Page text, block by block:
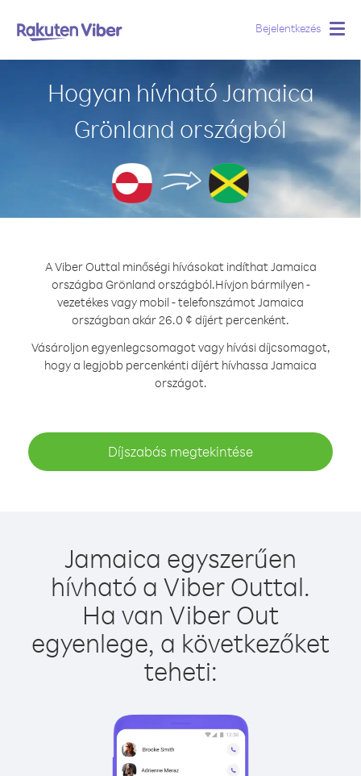
Bejelentkezés
Hogyan hívható Jamaica
Grönland országból
A Viber Outtal minőségi hívásokat indíthat Jamaica
országba Grönland országból.Hívjon bármilyen -
vezetékes vagy mobil - telefonszámot Jamaica
országban akár 26.0 ¢ díjért percenként.
Vásároljon egyenlegcsomagot vagy hívási díjcsomagot,
hogy a legjobb percenkénti díjért hívhassa Jamaica
országot.
Díjszabás megtekintése
Jamaica egyszerűen
hívható a Viber Outtal.
Ha van Viber Out
egyenlege, a következőket
teheti: